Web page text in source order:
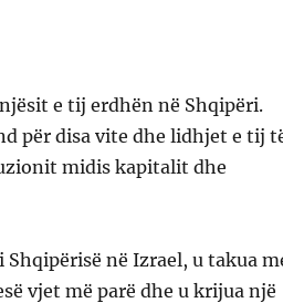
e tij erdhën në Shqipëri.
për disa vite dhe lidhjet e tij
midis kapitalit dhe
në Izrael, u takua
vjet më parë dhe u krijua një